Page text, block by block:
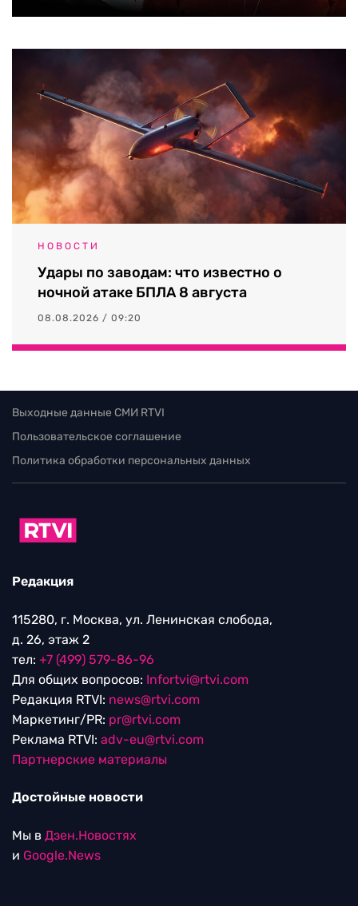
НОВОСТИ
Удары по заводам: что известно о
ночной атаке БПЛА 8 августа
08.08.2026 / 09:20
Выходные данные СМИ RTVI
Пользовательское соглашение
Политика обработки персональных данных
Редакция
115280, г. Москва, ул. Ленинская слобода,
д. 26, этаж 2
тел: +7 (499) 579-86-96
Для общих вопросов: Infortvi@rtvi.com
Редакция RTVI: news@rtvi.com
Маркетинг/PR: pr@rtvi.com
Реклама RTVI: adv-eu@rtvi.com
Партнерские материалы
Достойные новости
Мы в Дзен.Новостях
и Google.News